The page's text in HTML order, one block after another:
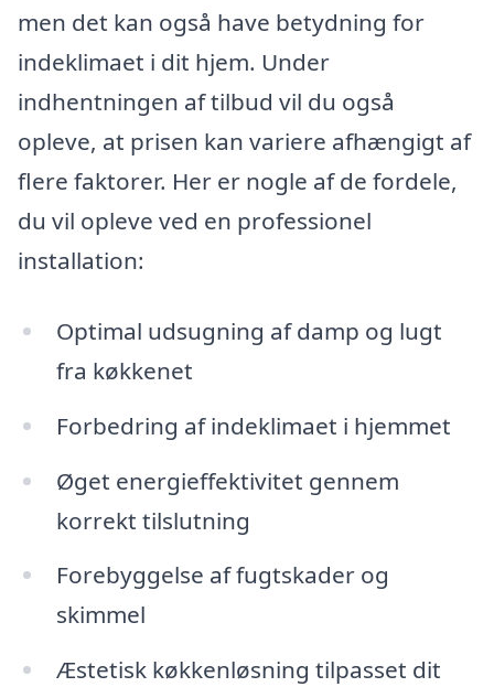
men det kan også have betydning for
indeklimaet i dit hjem. Under
indhentningen af tilbud vil du også
opleve, at prisen kan variere afhængigt af
flere faktorer. Her er nogle af de fordele,
du vil opleve ved en professionel
installation:
Optimal udsugning af damp og lugt
fra køkkenet
Forbedring af indeklimaet i hjemmet
Øget energieffektivitet gennem
korrekt tilslutning
Forebyggelse af fugtskader og
skimmel
Æstetisk køkkenløsning tilpasset dit